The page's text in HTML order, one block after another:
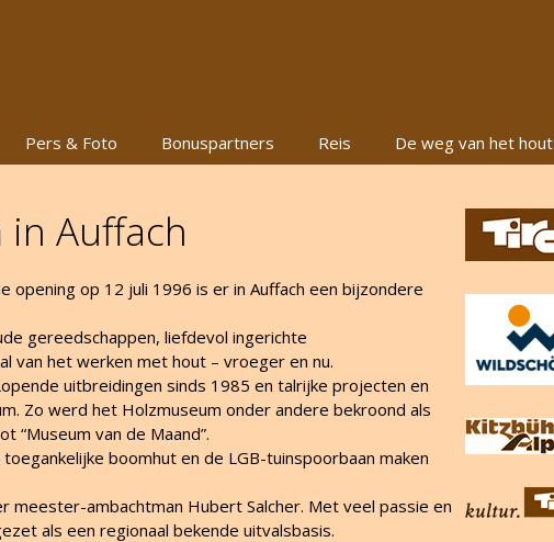
Pers & Foto Bonuspartners Reis De weg van het hout
Auffach
op 12 juli 1996 is er in Auffach een bijzondere
gereedschappen, liefdevol ingerichte
van het werken met hout – vroeger en nu.
uitbreidingen sinds 1985 en talrijke projecten en
Zo werd het Holzmuseum onder andere bekroond als
“Museum van de Maand”.
boomhut en de LGB-tuinspoorbaan maken
ambachtman Hubert Salcher. Met veel passie en
als een regionaal bekende uitvalsbasis.